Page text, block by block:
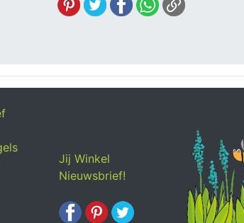
Jij Winkel
Nieuwsbrief!